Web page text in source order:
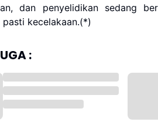
dan penyelidikan sedang
pasti kecelakaan.(*)
: